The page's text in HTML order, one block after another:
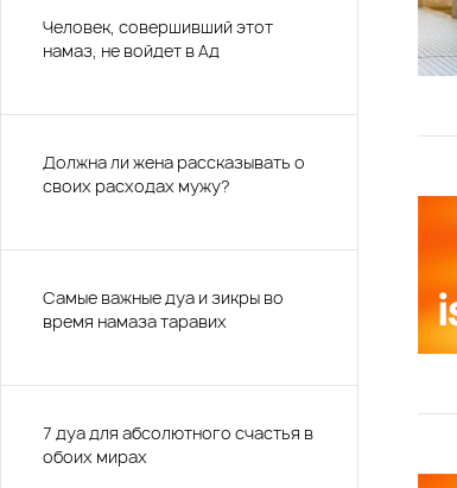
Человек, совершивший этот
намаз, не войдет в Ад
Должна ли жена рассказывать о
своих расходах мужу?
Самые важные дуа и зикры во
время намаза таравих
7 дуа для абсолютного счастья в
обоих мирах